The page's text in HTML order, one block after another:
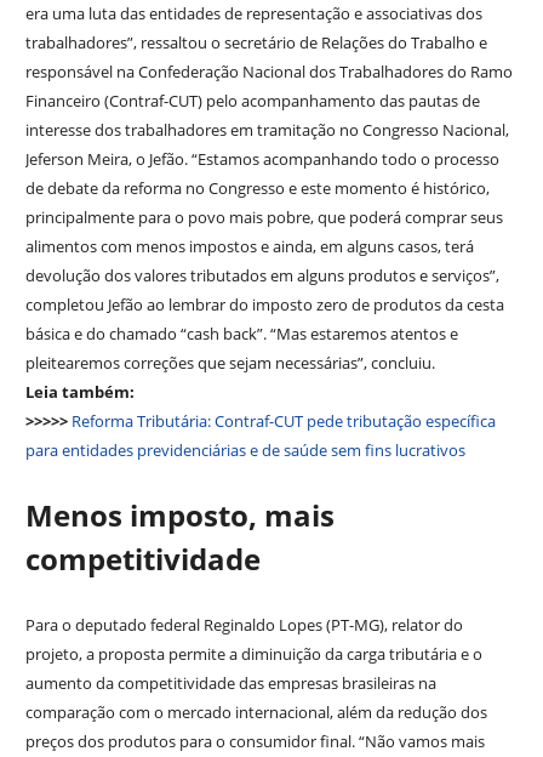
era uma luta das entidades de representação e associativas dos
trabalhadores”, ressaltou o secretário de Relações do Trabalho e
responsável na Confederação Nacional dos Trabalhadores do Ramo
Financeiro (Contraf-CUT) pelo acompanhamento das pautas de
interesse dos trabalhadores em tramitação no Congresso Nacional,
Jeferson Meira, o Jefão. “Estamos acompanhando todo o processo
de debate da reforma no Congresso e este momento é histórico,
principalmente para o povo mais pobre, que poderá comprar seus
alimentos com menos impostos e ainda, em alguns casos, terá
devolução dos valores tributados em alguns produtos e serviços”,
completou Jefão ao lembrar do imposto zero de produtos da cesta
básica e do chamado “cash back”. “Mas estaremos atentos e
pleitearemos correções que sejam necessárias”, concluiu.
Leia também:
>>>>> Reforma Tributária: Contraf-CUT pede tributação específica
para entidades previdenciárias e de saúde sem fins lucrativos
Menos imposto, mais
competitividade
Para o deputado federal Reginaldo Lopes (PT-MG), relator do
projeto, a proposta permite a diminuição da carga tributária e o
aumento da competitividade das empresas brasileiras na
comparação com o mercado internacional, além da redução dos
preços dos produtos para o consumidor final. “Não vamos mais